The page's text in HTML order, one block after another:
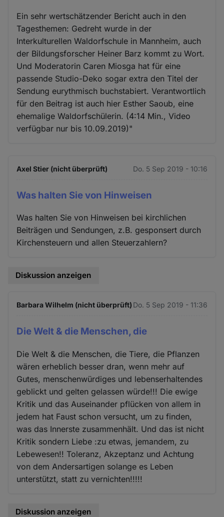
Ein sehr wertschätzender Bericht auch in den
Tagesthemen: Gedreht wurde in der
Interkulturellen Waldorfschule in Mannheim, auch
der Bildungsforscher Heiner Barz kommt zu Wort.
Und Moderatorin Caren Miosga hat für eine
passende Studio-Deko sogar extra den Titel der
Sendung eurythmisch buchstabiert. Verantwortlich
für den Beitrag ist auch hier Esther Saoub, eine
ehemalige Waldorfschülerin. (4:14 Min., Video
verfügbar nur bis 10.09.2019)"
Axel Stier (nicht überprüft) Do. 5 Sep 2019 - 10:16
Was halten Sie von Hinweisen
Was halten Sie von Hinweisen bei kirchlichen
Beiträgen und Sendungen, z.B. gesponsert durch
Kirchensteuern und allen Steuerzahlern?
Diskussion anzeigen
Barbara Wilhelm (nicht überprüft) Do. 5 Sep 2019 - 11:36
Die Welt & die Menschen, die
Die Welt & die Menschen, die Tiere, die Pflanzen
wären erheblich besser dran, wenn mehr auf
Gutes, menschenwürdiges und lebenserhaltendes
geblickt und gelten gelassen würde!!! Die ewige
Kritik und das Auseinander pflücken von allem in
jedem hat Faust schon versucht, um zu finden,
was das Innerste zusammenhält. Und das ist nicht
Kritik sondern Liebe :zu etwas, jemandem, zu
Lebewesen!! Toleranz, Akzeptanz und Achtung
von dem Andersartigen solange es Leben
unterstützt, statt zu vernichten!!!!!
Diskussion anzeigen